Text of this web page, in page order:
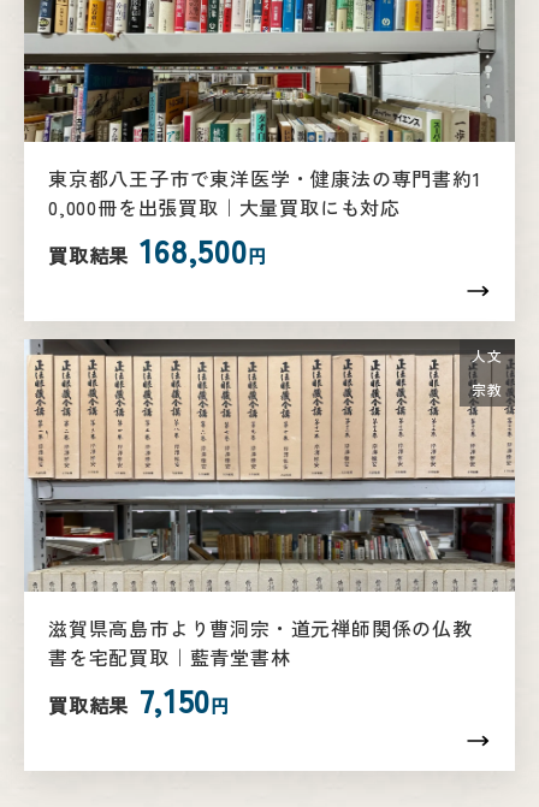
東京都八王子市で東洋医学・健康法の専門書約1
0,000冊を出張買取｜大量買取にも対応
買取結果 168,500円
人文
宗教
滋賀県高島市より曹洞宗・道元禅師関係の仏教
書を宅配買取｜藍青堂書林
買取結果 7,150円